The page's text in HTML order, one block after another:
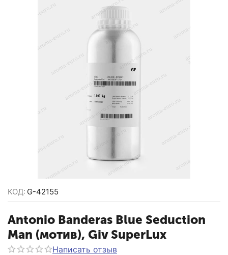
КОД: G-42155
Antonio Banderas Blue Seduction
Man (мотив), Giv SuperLux
Написать отзыв